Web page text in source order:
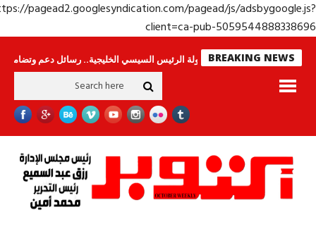
https://pagead2.googlesyndication.com/pagead/js/
client=ca-pub-
BREAKING NEWS
لا ينامون جولة الرئيس السيسي الخليجية.. رسائل دعم وتضامن للأشقاء